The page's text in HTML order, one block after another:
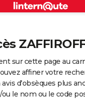
ville
sur cette page au
affiner votre
avis d'obsèques plus
le nom ou le code